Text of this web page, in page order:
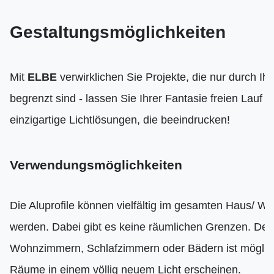
Gestaltungsmöglichkeiten
Mit ELBE verwirklichen Sie Projekte, die nur durch
begrenzt sind - lassen Sie Ihrer Fantasie freien Lauf
einzigartige Lichtlösungen, die beeindrucken!
Verwendungsmöglichkeiten
Die Aluprofile können vielfältig im gesamten Haus/
werden. Dabei gibt es keine räumlichen Grenzen.
Wohnzimmern, Schlafzimmern oder Bädern ist
Räume in einem völlig neuem Licht erscheinen.